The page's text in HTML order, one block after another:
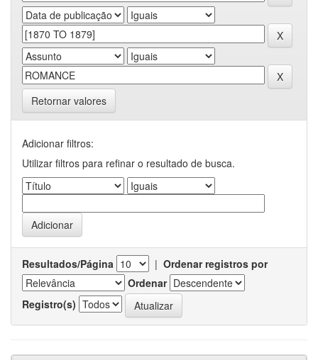
Retornar valores
Adicionar filtros:
Utilizar filtros para refinar o resultado de busca.
Resultados/Página | Ordenar registros por
Ordenar
Registro(s)